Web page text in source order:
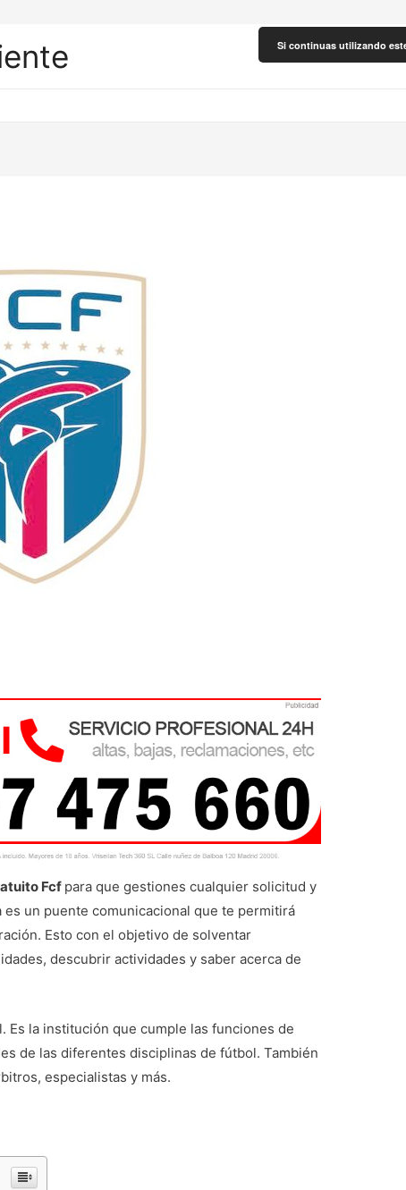
Fcf para que gestiones cualquier solicitud y
un puente comunicacional que te permitirá
Esto con el objetivo de solventar
descubrir actividades y saber acerca de
Es la institución que cumple las funciones de
de las diferentes disciplinas de fútbol. También
especialistas y más.
Si continuas utilizando